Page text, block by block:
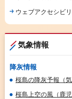
ウェブアクセシビ
気象情報
降灰情報
桜島の降灰予報（気
桜島上空の風（鹿児